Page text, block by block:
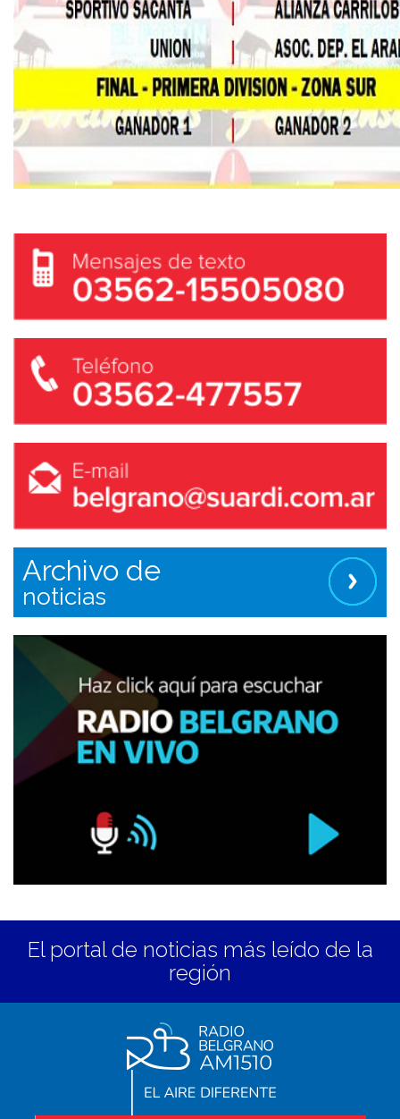
Archivo de
noticias
El portal de noticias más leído de la
región